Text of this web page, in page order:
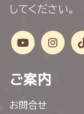
してください。
ご案内
お問合せ